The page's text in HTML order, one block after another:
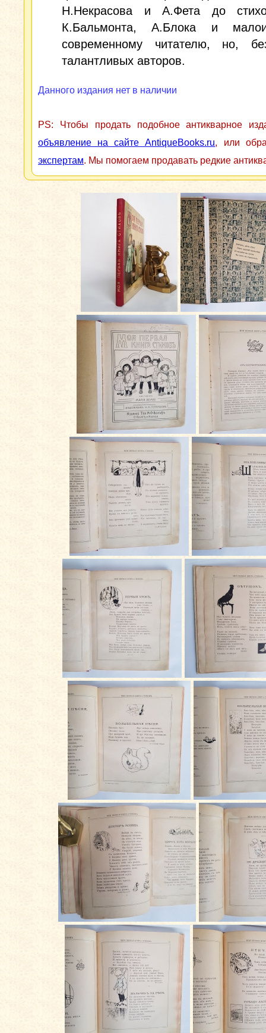
Н.Некрасова и А.Фета до
К.Бальмонта, А.Блока и
современному читателю, но,
талантливых авторов.
Данного издания нет в наличии
PS: Чтобы продать подобное антикварное
объявление на сайте AntiqueBooks.ru, или
экспертам. Мы помогаем продавать редкие